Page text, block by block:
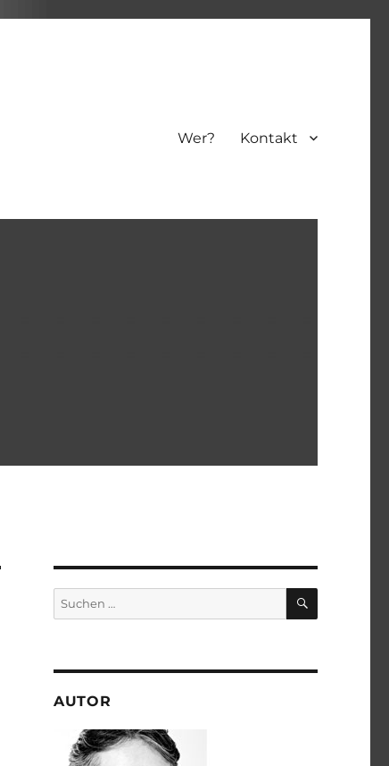
Wer? Kontakt
Suchen
nach:
SUCHEN
AUTOR